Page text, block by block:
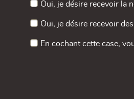
Oui, je désire recevoir la
Oui, je désire recevoir
En cochant cette case,